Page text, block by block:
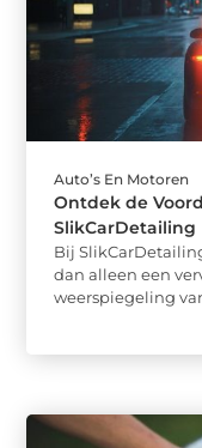
Auto’s En Motoren
Ontdek de
SlikCarDetailing
Bij
dan alleen een
weerspiegeling